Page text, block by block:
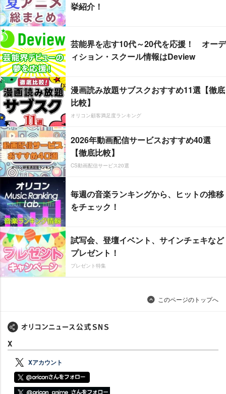
挙紹介！
芸能界を志す10代～20代を応援！ オーデ
ィション・スクール情報はDeview
漫画読み放題サブスクおすすめ11選【徹底
比較】
オリコン顧客満足度ランキング
2026年動画配信サービスおすすめ40選
【徹底比較】
CS動画配信サービス20選
毎週の音楽ランキングから、ヒットの推移
をチェック！
試写会、登壇イベント、サインチェキなど
プレゼント！
プレゼント特集
このページのトップへ
X
Xアカウント